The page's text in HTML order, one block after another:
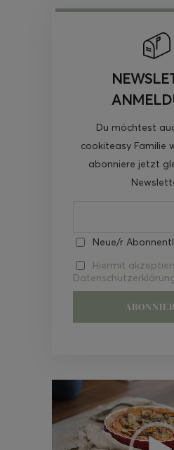
Du möchtest
cookiteasy Familie
abonniere jetzt
Neue/r
Hiermit
Video-